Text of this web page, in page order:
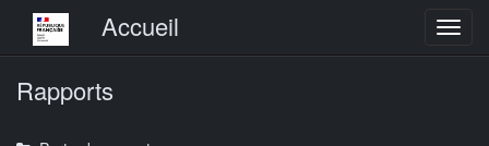
Menu principalAccueil
Rapports